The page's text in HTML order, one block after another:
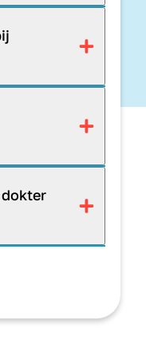
dokter